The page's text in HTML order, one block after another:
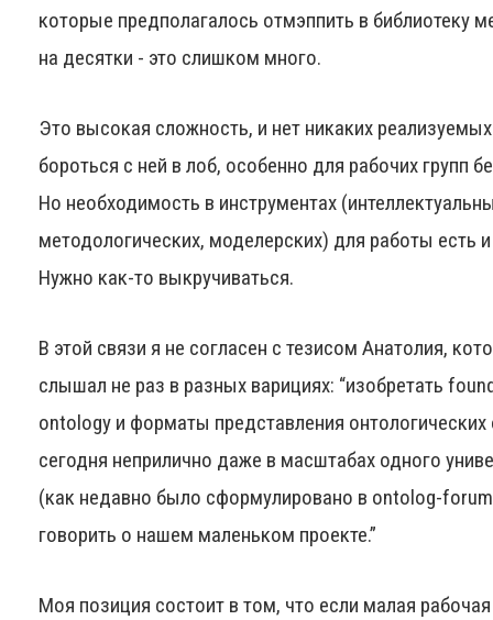
которые предполагалось отмэппить в библиотеку
на десятки - это слишком много.
Это высокая сложность, и нет никаких
бороться с ней в лоб, особенно для рабочих групп
Но необходимость в инструментах
методологических, моделерских) для работы есть
Нужно как-то выкручиваться.
В этой связи я не согласен с тезисом Анатолия,
слышал не раз в разных варициях: “изобретать
ontology и форматы представления онтологических
сегодня неприлично даже в масштабах одного
(как недавно было сформулировано в ontolog-
говорить о нашем маленьком проекте.”
Моя позиция состоит в том, что если малая рабочая